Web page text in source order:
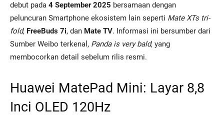
debut pada 4 September 2025 bersamaan dengan
peluncuran Smartphone ekosistem lain seperti Mate XTs tri-
fold, FreeBuds 7i, dan Mate TV. Informasi ini bersumber dari
Sumber Weibo terkenal, Panda is very bald, yang
membocorkan detail sebelum rilis resmi.
Huawei MatePad Mini: Layar 8,8
Inci OLED 120Hz